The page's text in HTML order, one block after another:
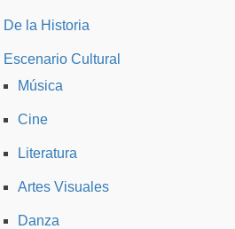
De la Historia
Escenario Cultural
Música
Cine
Literatura
Artes Visuales
Danza